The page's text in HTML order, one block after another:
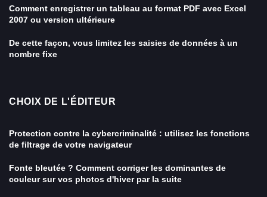
Comment enregistrer un tableau au format PDF avec Excel
2007 ou version ultérieure
De cette façon, vous limitez les saisies de données à un
nombre fixe
CHOIX DE L'ÉDITEUR
Protection contre la cybercriminalité : utilisez les fonctions
de filtrage de votre navigateur
Fonte bleutée ? Comment corriger les dominantes de
couleur sur vos photos d'hiver par la suite